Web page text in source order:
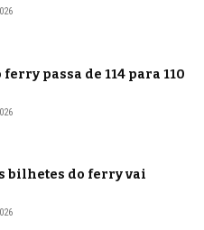
ferry passa de 114 para 110
bilhetes do ferry vai